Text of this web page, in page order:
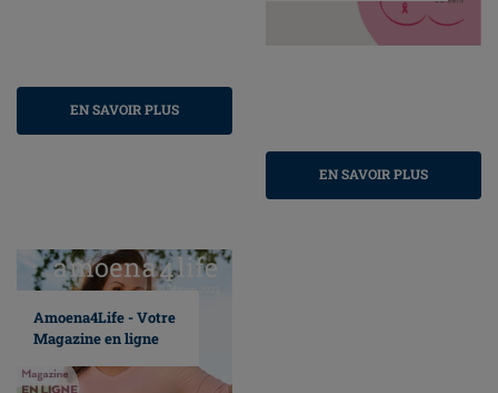
EN SAVOIR PLUS
EN SAVOIR PLUS
Amoena4Life - Votre
Magazine en ligne